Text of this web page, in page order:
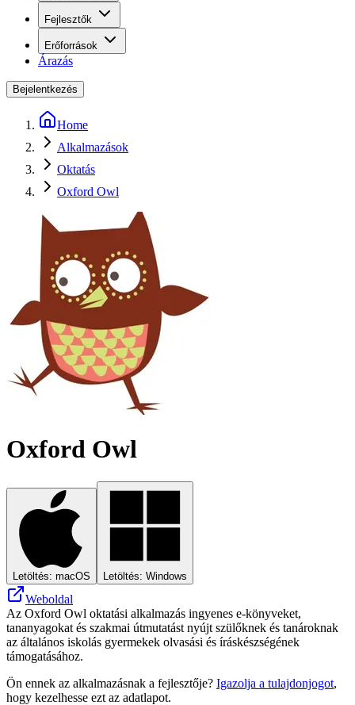
Fejlesztők
Erőforrások
Árazás
Bejelentkezés
Home
Alkalmazások
Oktatás
Oxford Owl
Oxford Owl
Letöltés: macOS Letöltés: Windows
Weboldal
Az Oxford Owl oktatási alkalmazás ingyenes e‑könyveket,
tananyagokat és szakmai útmutatást nyújt szülőknek és tanároknak
az általános iskolás gyermekek olvasási és íráskészségének
támogatásához.
Ön ennek az alkalmazásnak a fejlesztője? Igazolja a tulajdonjogot,
hogy kezelhesse ezt az adatlapot.